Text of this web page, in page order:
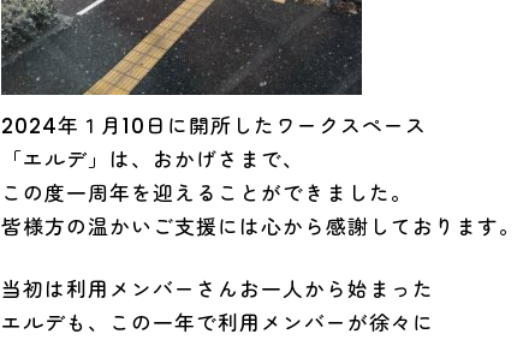
2024年１月10日に開所したワークスペース
「エルデ」は、おかげさまで、
この度一周年を迎えることができました。
皆様方の温かいご支援には心から感謝しております。
当初は利用メンバーさんお一人から始まった
エルデも、この一年で利用メンバーが徐々に